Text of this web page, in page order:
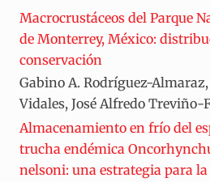
Macrocrustáceos del Parque
de Monterrey, México:
conservación
Gabino A. Rodríguez-
Vidales, José Alfredo Treviño-
Almacenamiento en frío del
trucha endémica
nelsoni: una estrategia para